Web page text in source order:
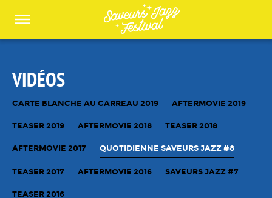
VIDÉOS
CARTE BLANCHE AU CARREAU 2019 AFTERMOVIE 2019
TEASER 2019 AFTERMOVIE 2018 TEASER 2018
AFTERMOVIE 2017 QUOTIDIENNE SAVEURS JAZZ #8
TEASER 2017 AFTERMOVIE 2016 SAVEURS JAZZ #7
TEASER 2016